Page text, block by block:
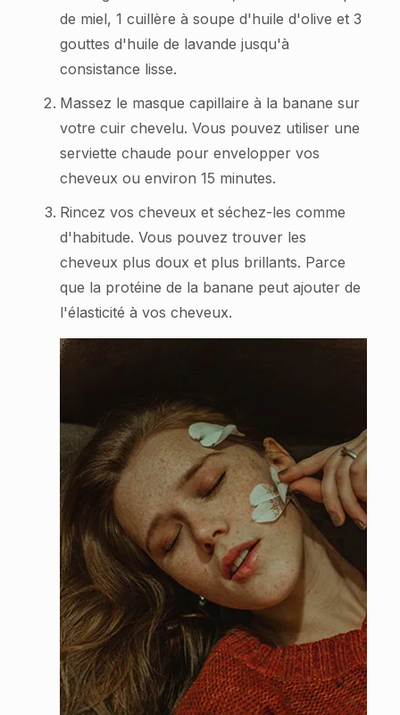
de miel, 1 cuillère à soupe d'huile d'olive et 3
gouttes d'huile de lavande jusqu'à
consistance lisse.
Massez le masque capillaire à la banane sur
votre cuir chevelu. Vous pouvez utiliser une
serviette chaude pour envelopper vos
cheveux ou environ 15 minutes.
Rincez vos cheveux et séchez-les comme
d'habitude. Vous pouvez trouver les
cheveux plus doux et plus brillants. Parce
que la protéine de la banane peut ajouter de
l'élasticité à vos cheveux.